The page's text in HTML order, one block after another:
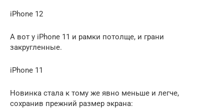
iPhone 12
А вот у iPhone 11 и рамки потолще, и грани
закругленные.
iPhone 11
Новинка стала к тому же явно меньше и легче,
сохранив прежний размер экрана: